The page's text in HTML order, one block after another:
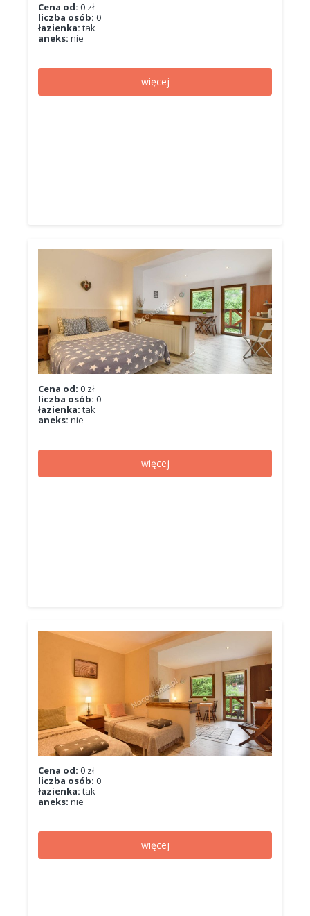
Cena od: 0 zł
liczba osób: 0
łazienka: tak
aneks: nie
więcej
Cena od: 0 zł
liczba osób: 0
łazienka: tak
aneks: nie
więcej
Cena od: 0 zł
liczba osób: 0
łazienka: tak
aneks: nie
więcej